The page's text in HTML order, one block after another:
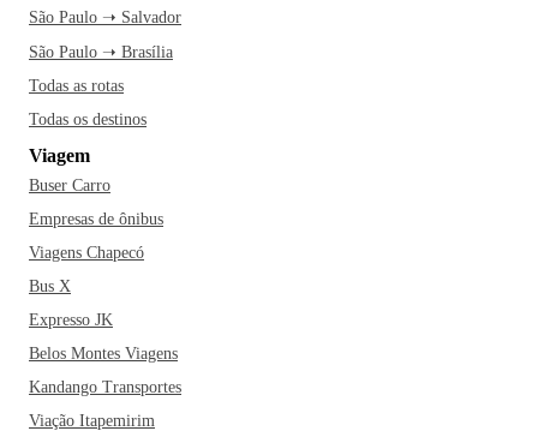
São Paulo ➝ Salvador
São Paulo ➝ Brasília
Todas as rotas
Todas os destinos
Viagem
Buser Carro
Empresas de ônibus
Viagens Chapecó
Bus X
Expresso JK
Belos Montes Viagens
Kandango Transportes
Viação Itapemirim